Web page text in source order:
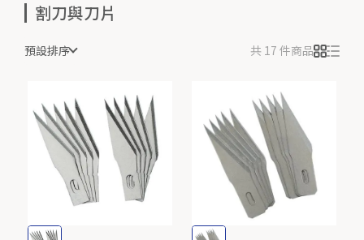
割刀與刀片
預設排序 共 17 件商品